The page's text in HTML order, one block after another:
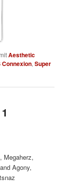
Aesthetic
Connexion,Super
Megaherz,
Agony,